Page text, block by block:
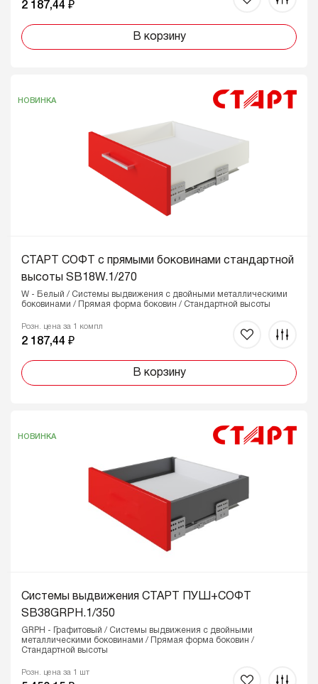
2 187,44 ₽
В корзину
НОВИНКА
СТАРТ СОФТ с прямыми боковинами стандартной
высоты SB18W.1/270
W - Белый / Системы выдвижения с двойными металлическими
боковинами / Прямая форма боковин / Стандартной высоты
Розн. цена за 1 компл
2 187,44 ₽
В корзину
НОВИНКА
Системы выдвижения СТАРТ ПУШ+СОФТ
SB38GRPH.1/350
GRPH - Графитовый / Системы выдвижения с двойными
металлическими боковинами / Прямая форма боковин /
Стандартной высоты
Розн. цена за 1 шт